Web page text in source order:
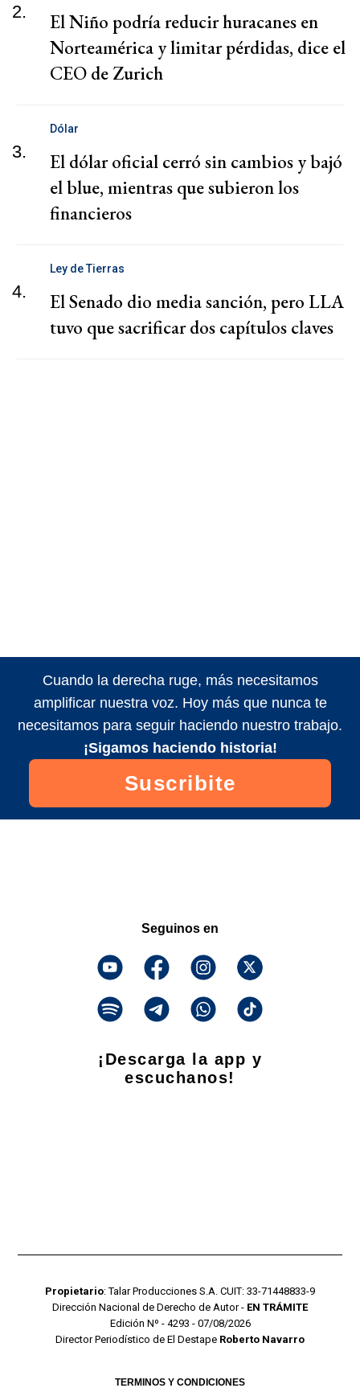
2.
El Niño podría reducir huracanes en
Norteamérica y limitar pérdidas, dice el
CEO de Zurich
3.
Dólar
El dólar oficial cerró sin cambios y bajó
el blue, mientras que subieron los
financieros
4.
Ley de Tierras
El Senado dio media sanción, pero LLA
tuvo que sacrificar dos capítulos claves
Cuando la derecha ruge, más necesitamos
amplificar nuestra voz. Hoy más que nunca te
necesitamos para seguir haciendo nuestro trabajo.
¡Sigamos haciendo historia!
Suscribite
Seguinos en
¡Descarga la app y
escuchanos!
Propietario: Talar Producciones S.A. CUIT: 33-71448833-9
Dirección Nacional de Derecho de Autor - EN TRÁMITE
Edición Nº - 4293 - 07/08/2026
Director Periodístico de El Destape Roberto Navarro
TERMINOS Y CONDICIONES